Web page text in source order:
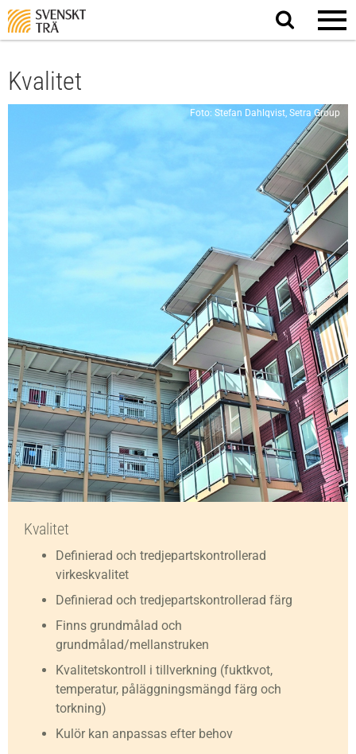
Sök
på
Kvalitet
Foto: Stefan Dahlqvist, Setra Group
Kvalitet
Definierad och tredjepartskontrollerad
virkeskvalitet
Definierad och tredjepartskontrollerad färg
Finns grundmålad och
grundmålad/mellanstruken
Kvalitetskontroll i tillverkning (fuktkvot,
temperatur, påläggningsmängd färg och
torkning)
Kulör kan anpassas efter behov